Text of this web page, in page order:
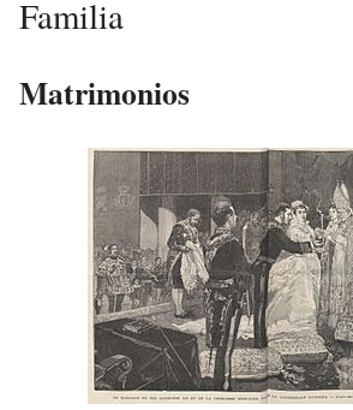
Familia
Matrimonios